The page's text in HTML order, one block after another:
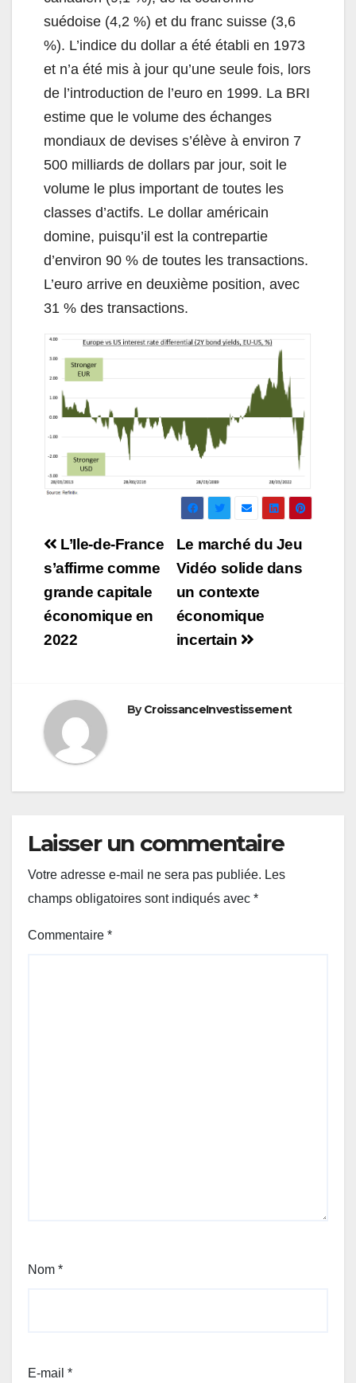
suédoise (4,2 %) et du franc suisse (3,6
%). L’indice du dollar a été établi en 1973
et n’a été mis à jour qu’une seule fois, lors
de l’introduction de l’euro en 1999. La BRI
estime que le volume des échanges
mondiaux de devises s’élève à environ 7
500 milliards de dollars par jour, soit le
volume le plus important de toutes les
classes d’actifs. Le dollar américain
domine, puisqu’il est la contrepartie
d’environ 90 % de toutes les transactions.
L’euro arrive en deuxième position, avec
31 % des transactions.
Navigation
de
l’article
Le marché du Jeu
Vidéo solide dans
un contexte
économique
incertain
L’Ile-de-France
s’affirme comme
grande capitale
économique en
2022
ByCroissanceInvestissement
Laisser un commentaire
Votre adresse e-mail ne sera pas publiée. Les
champs obligatoires sont indiqués avec *
Commentaire *
Nom *
E-mail *